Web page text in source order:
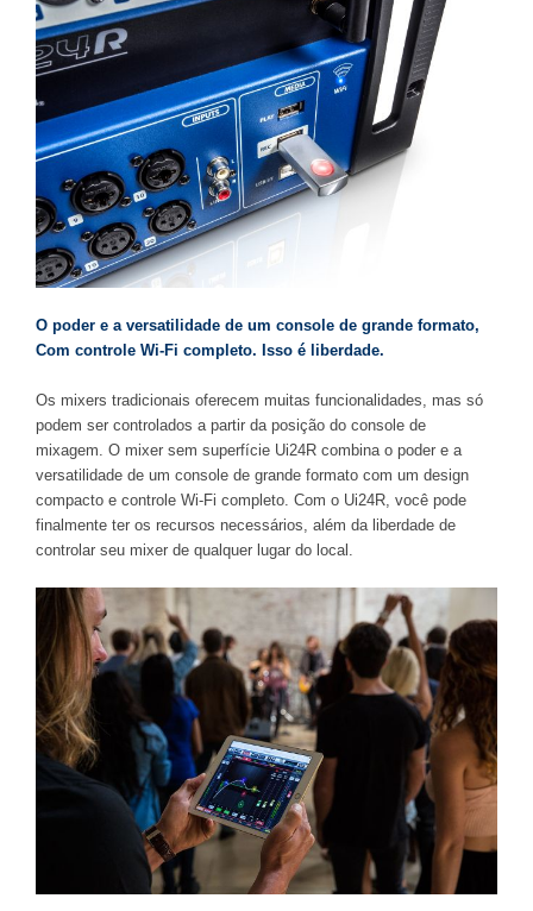
O poder e a versatilidade de um console de grande formato,
Com controle Wi-Fi completo. Isso é liberdade.
Os mixers tradicionais oferecem muitas funcionalidades, mas só
podem ser controlados a partir da posição do console de
mixagem. O mixer sem superfície Ui24R combina o poder e a
versatilidade de um console de grande formato com um design
compacto e controle Wi-Fi completo. Com o Ui24R, você pode
finalmente ter os recursos necessários, além da liberdade de
controlar seu mixer de qualquer lugar do local.